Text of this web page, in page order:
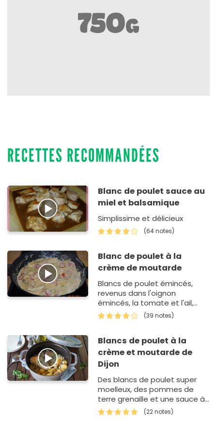
RECETTES RECOMMANDÉES
Blanc de poulet sauce au
miel et balsamique
Simplissime et délicieux
(64 notes)
Blanc de poulet à la
crème de moutarde
Blancs de poulet émincés,
revenus dans l'oignon
émincés, la tomate et l'ail,
cuits à feu doux dans la
crème.
(39 notes)
Blancs de poulet à la
crème et moutarde de
Dijon
Des blancs de poulet super
moelleux, des pommes de
terre grenaille et une sauce à
la crème et moutarde de
Dijon, pour ce plat savoureux
(22 notes)